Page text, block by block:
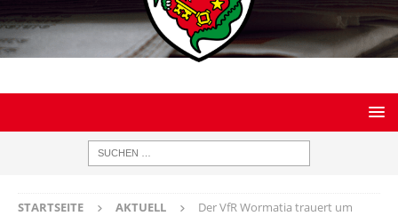
STARTSEITE AKTUELL
Der VfR Wormatia trauert um